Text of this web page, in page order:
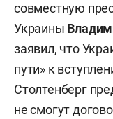
совместную
Украины
заявил, что
пути» к
Столтенберг
не смогут